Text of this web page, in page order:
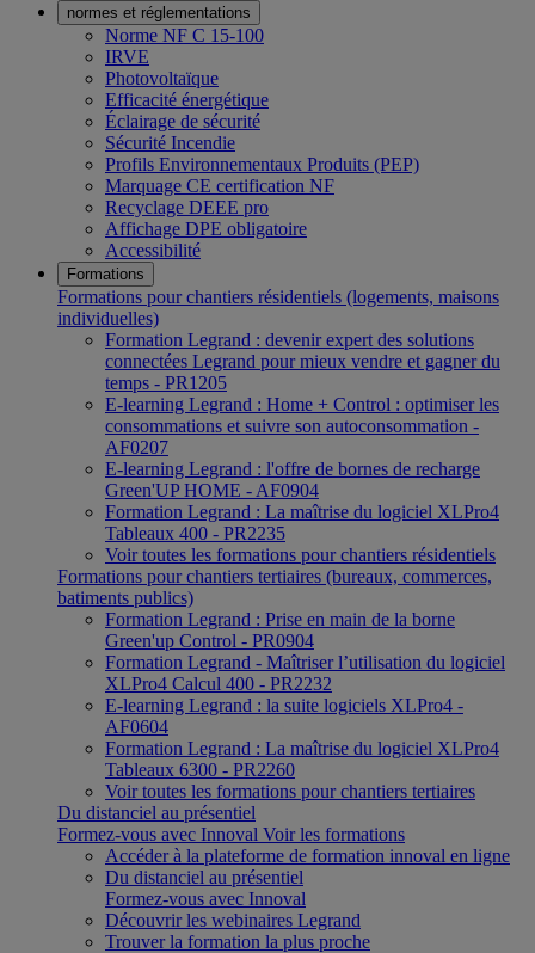
normes et réglementations
Norme NF C 15-100
IRVE
Photovoltaïque
Efficacité énergétique
Éclairage de sécurité
Sécurité Incendie
Profils Environnementaux Produits (PEP)
Marquage CE certification NF
Recyclage DEEE pro
Affichage DPE obligatoire
Accessibilité
Formations
Formations pour chantiers résidentiels (logements, maisons
individuelles)
Formation Legrand : devenir expert des solutions
connectées Legrand pour mieux vendre et gagner du
temps - PR1205
E-learning Legrand : Home + Control : optimiser les
consommations et suivre son autoconsommation -
AF0207
E-learning Legrand : l'offre de bornes de recharge
Green'UP HOME - AF0904
Formation Legrand : La maîtrise du logiciel XLPro4
Tableaux 400 - PR2235
Voir toutes les formations pour chantiers résidentiels
Formations pour chantiers tertiaires (bureaux, commerces,
batiments publics)
Formation Legrand : Prise en main de la borne
Green'up Control - PR0904
Formation Legrand - Maîtriser l’utilisation du logiciel
XLPro4 Calcul 400 - PR2232
E-learning Legrand : la suite logiciels XLPro4 -
AF0604
Formation Legrand : La maîtrise du logiciel XLPro4
Tableaux 6300 - PR2260
Voir toutes les formations pour chantiers tertiaires
Du distanciel au présentiel
Formez-vous avec Innoval Voir les formations
Accéder à la plateforme de formation innoval en ligne
Du distanciel au présentiel
Formez-vous avec Innoval
Découvrir les webinaires Legrand
Trouver la formation la plus proche